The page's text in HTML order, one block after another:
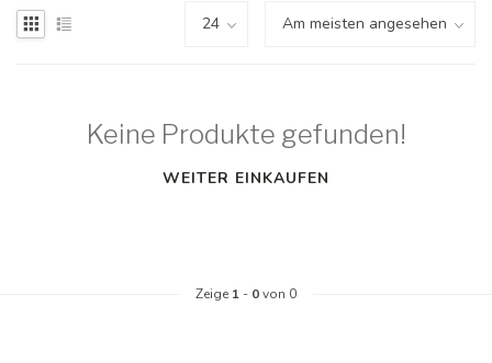
Keine Produkte gefunden!
WEITER EINKAUFEN
Zeige 1 - 0von 0